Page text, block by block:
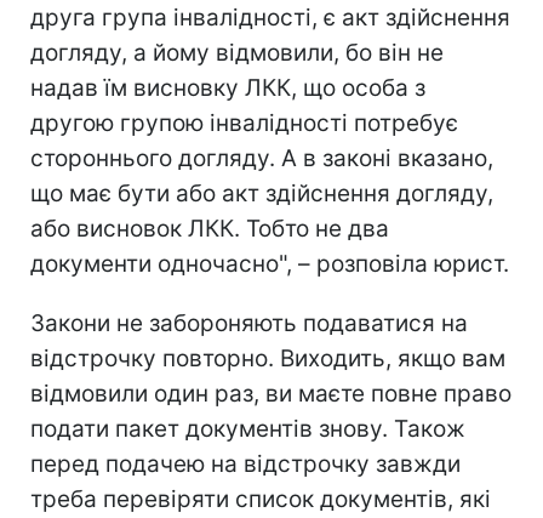
друга група інвалідності, є акт здійснення
догляду, а йому відмовили, бо він не
надав їм висновку ЛКК, що особа з
другою групою інвалідності потребує
стороннього догляду. А в законі вказано,
що має бути або акт здійснення догляду,
або висновок ЛКК. Тобто не два
документи одночасно", – розповіла юрист.
Закони не забороняють подаватися на
відстрочку повторно. Виходить, якщо вам
відмовили один раз, ви маєте повне право
подати пакет документів знову. Також
перед подачею на відстрочку завжди
треба перевіряти список документів, які